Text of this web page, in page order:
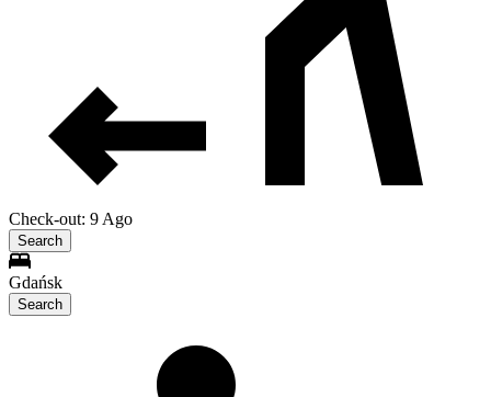
Check-out: 9 Ago
Search
Gdańsk
Search